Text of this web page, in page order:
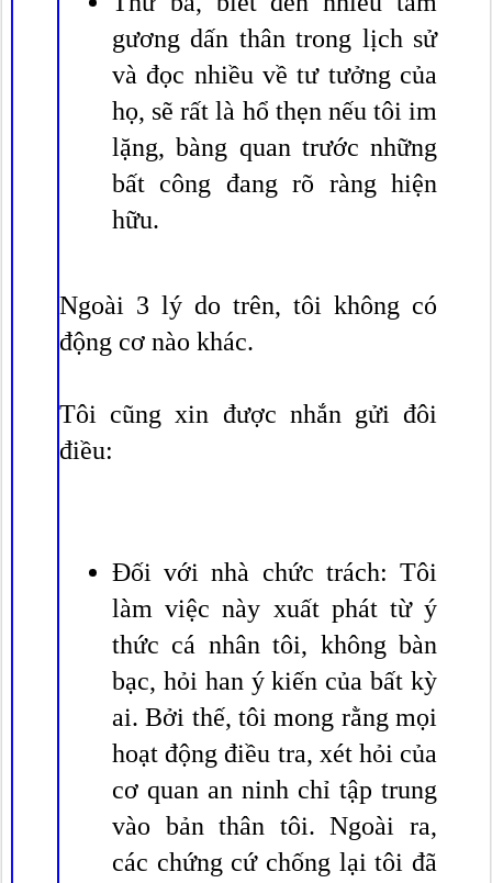
gương dấn thân trong lịch sử
và đọc nhiều về tư tưởng của
họ, sẽ rất là hổ thẹn nếu tôi im
lặng, bàng quan trước những
bất công đang rõ ràng hiện
hữu.
Ngoài 3 lý do trên, tôi không có
động cơ nào khác.
Tôi cũng xin được nhắn gửi đôi
điều:
Đối với nhà chức trách: Tôi
làm việc này xuất phát từ ý
thức cá nhân tôi, không bàn
bạc, hỏi han ý kiến của bất kỳ
ai. Bởi thế, tôi mong rằng mọi
hoạt động điều tra, xét hỏi của
cơ quan an ninh chỉ tập trung
vào bản thân tôi. Ngoài ra,
các chứng cứ chống lại tôi đã